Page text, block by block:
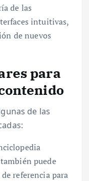
de las
intuitivas,
de nuevos
para
de las
puede
referencia para